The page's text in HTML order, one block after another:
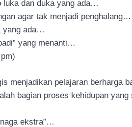
luka dan duka yang ada…
agar tak menjadi penghalang…
yang ada…
yang menanti…
menjadikan pelajaran berharga
bagian proses kehidupan
ekstra”…